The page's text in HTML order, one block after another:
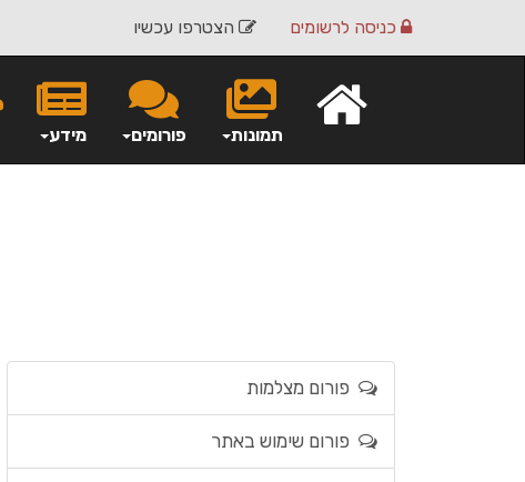
הצטרפו עכשיו כניסה לרשומים
מידע פורומים תמונות
פורום מצלמות
פורום שימוש באתר